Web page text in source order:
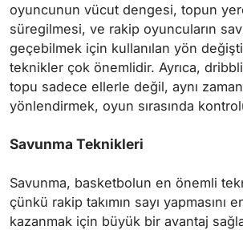
oyuncunun vücut dengesi, topun
süregilmesi, ve rakip oyuncuların
geçebilmek için kullanılan yön
teknikler çok önemlidir. Ayrıca,
topu sadece ellerle değil, aynı
yönlendirmek, oyun sırasında
Savunma Teknikleri
Savunma, basketbolun en önemli
çünkü rakip takımın sayı yapmasını
kazanmak için büyük bir avantaj